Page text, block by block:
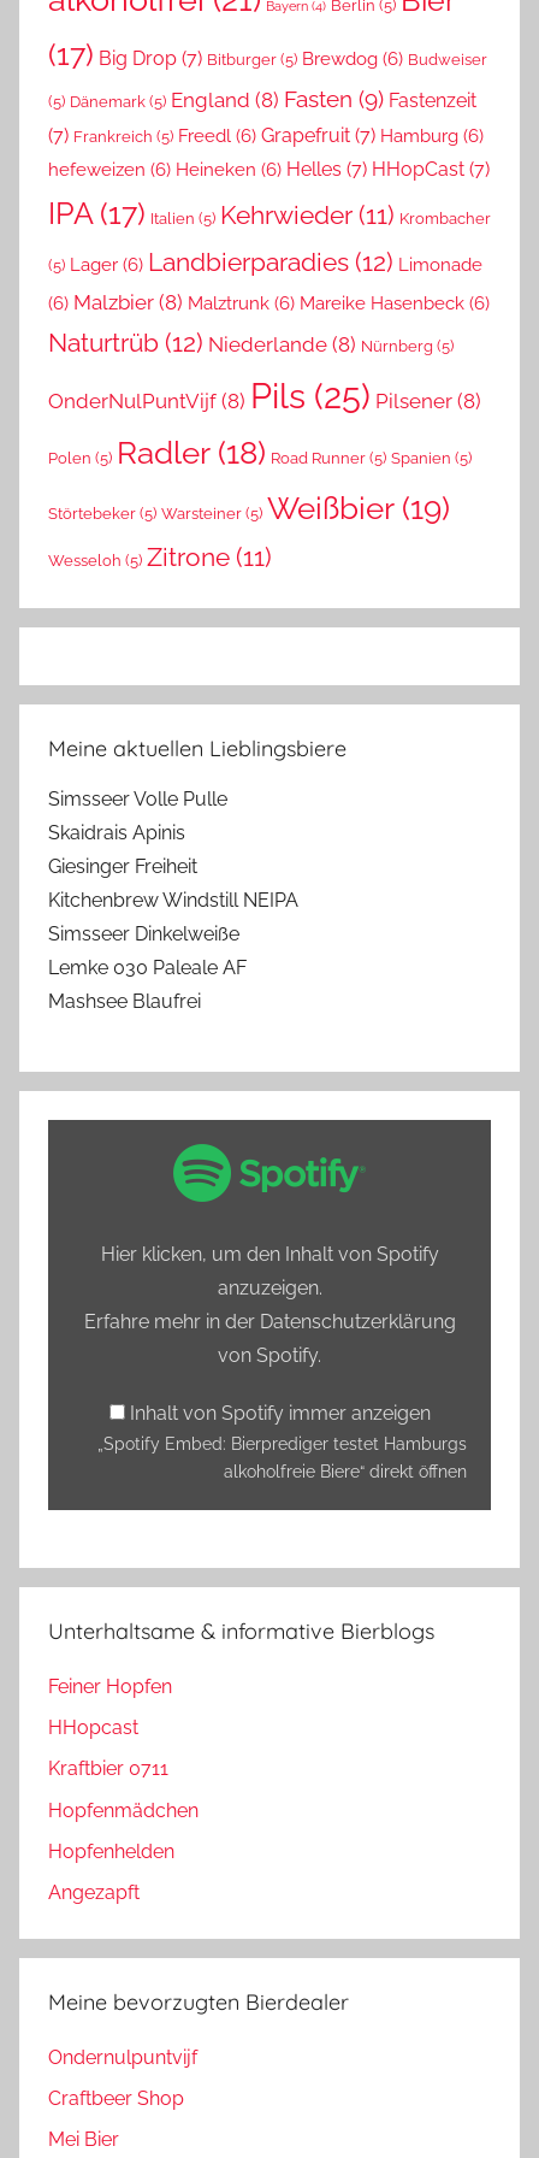
Bayern (4) Berlin (5)
(17) Big Drop (7) Bitburger (5) Brewdog (6) Budweiser
(5) Dänemark (5) England (8) Fasten (9) Fastenzeit
(7) Frankreich (5) Freedl (6) Grapefruit (7) Hamburg (6)
hefeweizen (6) Heineken (6) Helles (7) HHopCast (7)
IPA(17) Italien (5) Kehrwieder (11) Krombacher
(5) Lager (6) Landbierparadies (12) Limonade
(6) Malzbier (8) Malztrunk (6) Mareike Hasenbeck (6)
Naturtrüb (12) Niederlande (8) Nürnberg (5)
OnderNulPuntVijf (8) Pils (25) Pilsener (8)
Polen (5) Radler(18) Road Runner (5) Spanien (5)
Störtebeker (5) Warsteiner (5) Weißbier(19)
Wesseloh (5) Zitrone (11)
Meine aktuellen Lieblingsbiere
Simsseer Volle Pulle
Skaidrais Apinis
Giesinger Freiheit
Kitchenbrew Windstill NEIPA
Simsseer Dinkelweiße
Lemke 030 Paleale AF
Mashsee Blaufrei
anzeigen
Hier klicken, um den Inhalt von Spotify
anzuzeigen.
Erfahre mehr in der Datenschutzerklärung
von Spotify.
Inhalt von Spotify immer anzeigen
„Spotify Embed: Bierprediger testet Hamburgs
alkoholfreie Biere“ direkt öffnen
Unterhaltsame & informative Bierblogs
Feiner Hopfen
HHopcast
Kraftbier 0711
Hopfenmädchen
Hopfenhelden
Angezapft
Meine bevorzugten Bierdealer
Ondernulpuntvijf
Craftbeer Shop
Mei Bier